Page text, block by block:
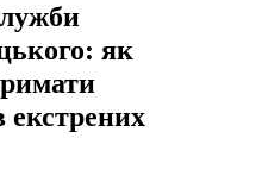
як
екстрених